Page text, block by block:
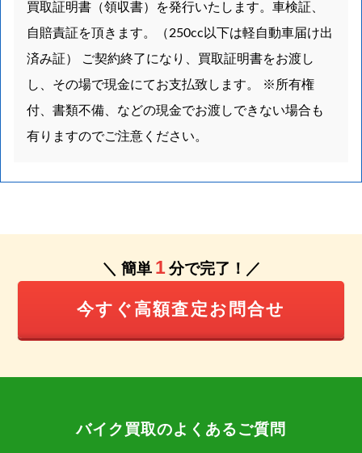
買取証明書（領収書）を発行いたします。車検証、
自賠責証を頂きます。（250cc以下は軽自動車届け出
済み証） ご契約終了になり、買取証明書をお渡し
し、その場で現金にてお支払致します。 ※所有権
付、書類不備、などの現金でお渡しできない場合も
有りますのでご注意ください。
＼ 簡単 1 分で完了！／
今すぐ高額査定お問合せ
バイク買取のよくあるご質問